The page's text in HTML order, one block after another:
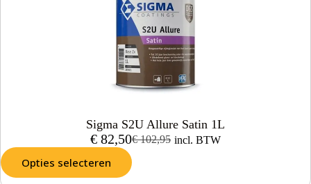
Sigma S2U Allure Satin 1L
€102,95
€ 82,50 incl. BTW
Opties selecteren